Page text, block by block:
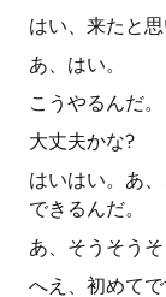
はい、来たと思
あ、はい。
こうやるんだ。
大丈夫かな?
はいはい。あ
できるんだ。
あ、そうそうそ
へえ、初めてで